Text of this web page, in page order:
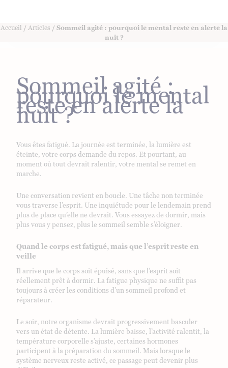
Accueil / Articles / Sommeil agité : pourquoi le mental reste en alerte la
nuit ?
Sommeil agité :
pourquoi le mental
reste en alerte la
nuit ?
Vous êtes fatigué. La journée est terminée, la lumière est
éteinte, votre corps demande du repos. Et pourtant, au
moment où tout devrait ralentir, votre mental se remet en
marche.
Une conversation revient en boucle. Une tâche non terminée
vous traverse l’esprit. Une inquiétude pour le lendemain prend
plus de place qu’elle ne devrait. Vous essayez de dormir, mais
plus vous y pensez, plus le sommeil semble s’éloigner.
Quand le corps est fatigué, mais que l’esprit reste en
veille
Il arrive que le corps soit épuisé, sans que l’esprit soit
réellement prêt à dormir. La fatigue physique ne suffit pas
toujours à créer les conditions d’un sommeil profond et
réparateur.
Le soir, notre organisme devrait progressivement basculer
vers un état de détente. La lumière baisse, l’activité ralentit, la
température corporelle s’ajuste, certaines hormones
participent à la préparation du sommeil. Mais lorsque le
système nerveux reste activé, ce passage peut devenir plus